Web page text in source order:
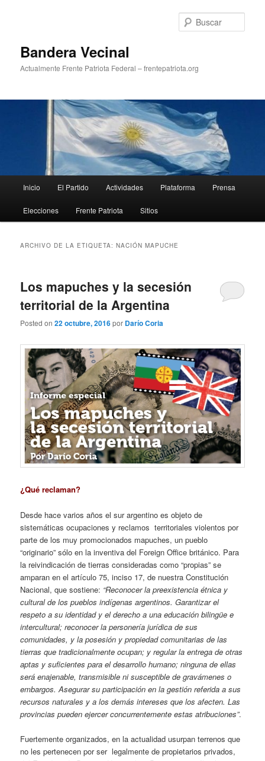
Bandera Vecinal
Actualmente Frente Patriota Federal – frentepatriota.org
principal
Inicio El Partido Actividades Plataforma Prensa
Elecciones Frente Patriota Sitios
ARCHIVO DE LA ETIQUETA:NACIÓN MAPUCHE
Los mapuches y la secesión
territorial de la Argentina
Posted on22 octubre, 2016por Darío Coria
¿Qué reclaman?
Desde hace varios años el sur argentino es objeto de
sistemáticas ocupaciones y reclamos territoriales violentos por
parte de los muy promocionados mapuches, un pueblo
“originario” sólo en la inventiva del Foreign Office británico. Para
la reivindicación de tierras consideradas como “propias” se
amparan en el artículo 75, inciso 17, de nuestra Constitución
Nacional, que sostiene: “Reconocer la preexistencia étnica y
cultural de los pueblos indígenas argentinos. Garantizar el
respeto a su identidad y el derecho a una educación bilingüe e
intercultural; reconocer la personería jurídica de sus
comunidades, y la posesión y propiedad comunitarias de las
tierras que tradicionalmente ocupan; y regular la entrega de otras
aptas y suficientes para el desarrollo humano; ninguna de ellas
será enajenable, transmisible ni susceptible de gravámenes o
embargos. Asegurar su participación en la gestión referida a sus
recursos naturales y a los demás intereses que los afecten. Las
provincias pueden ejercer concurrentemente estas atribuciones”.
Fuertemente organizados, en la actualidad usurpan terrenos que
no les pertenecen por ser legalmente de propietarios privados,